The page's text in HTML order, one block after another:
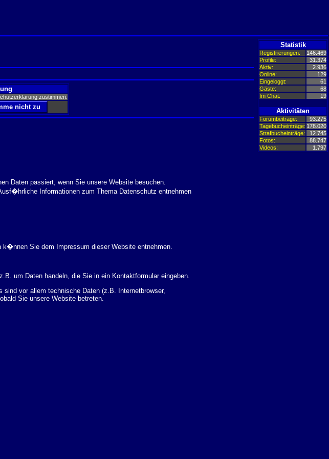
zustimmen.
Daten passiert, wenn Sie unsere Website besuchen.
Informationen zum Thema Datenschutz entnehmen
Sie dem Impressum dieser Website entnehmen.
um Daten handeln, die Sie in ein Kontaktformular eingeben.
vor allem technische Daten (z.B. Internetbrowser,
Sie unsere Website betreten.
Statistik
Registrierungen:
146.469
Profile:
31.374
Aktiv:
2.936
Online:
129
Eingeloggt:
61
Gäste:
68
Im Chat:
19
Aktivitäten
Forumbeiträge:
93.275
Tagebucheinträge: 178.020
Strafbucheinträge:
12.745
Fotos:
88.747
Videos:
1.797